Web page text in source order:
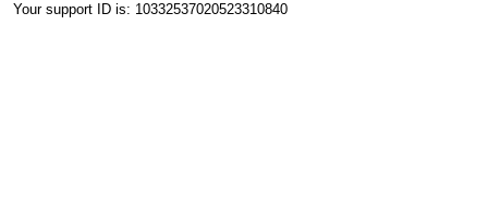
Your support ID is: 10332537020523310840